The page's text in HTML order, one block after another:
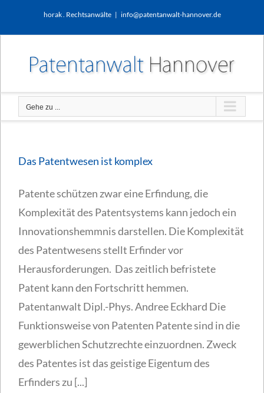
horak . Rechtsanwälte | info@patentanwalt-hannover.de
Gehe zu ...
Das Patentwesen ist komplex
Patente schützen zwar eine Erfindung, die
Komplexität des Patentsystems kann jedoch ein
Innovationshemmnis darstellen. Die Komplexität
des Patentwesens stellt Erfinder vor
Herausforderungen. Das zeitlich befristete
Patent kann den Fortschritt hemmen.
Patentanwalt Dipl.-Phys. Andree Eckhard Die
Funktionsweise von Patenten Patente sind in die
gewerblichen Schutzrechte einzuordnen. Zweck
des Patentes ist das geistige Eigentum des
Erfinders zu [...]